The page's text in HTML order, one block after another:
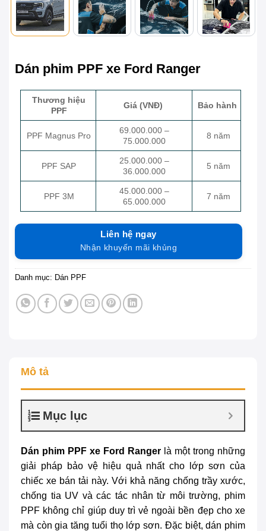
Dán phim PPF xe Ford Ranger
Thương hiệu
PPF
Giá (VNĐ) Bảo hành
PPF Magnus Pro
69.000.000 –
75.000.000
8 năm
PPF SAP
25.000.000 –
36.000.000
5 năm
PPF 3M
45.000.000 –
65.000.000
7 năm
Liên hệ ngay
Nhận khuyến mãi khủng
Danh mục: Dán PPF
Mô tả
Mục lục
Dán phim PPF xe Ford Ranger là một trong những
giải pháp bảo vệ hiệu quả nhất cho lớp sơn của
chiếc xe bán tải này. Với khả năng chống trầy xước,
chống tia UV và các tác nhân từ môi trường, phim
PPF không chỉ giúp duy trì vẻ ngoài bền đẹp cho xe
mà còn gia tăng tuổi thọ lớp sơn. Đặc biệt, dán phim